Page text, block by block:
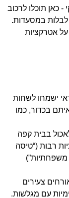
- כאן תוכלו לרכוב
במסעדות.
אטרקציות
ישמחו לשחות
בכדור, כמו
בבית קפה
רבות (“טיסה
משפחתיות”)
צעירים
עם מגלשות.